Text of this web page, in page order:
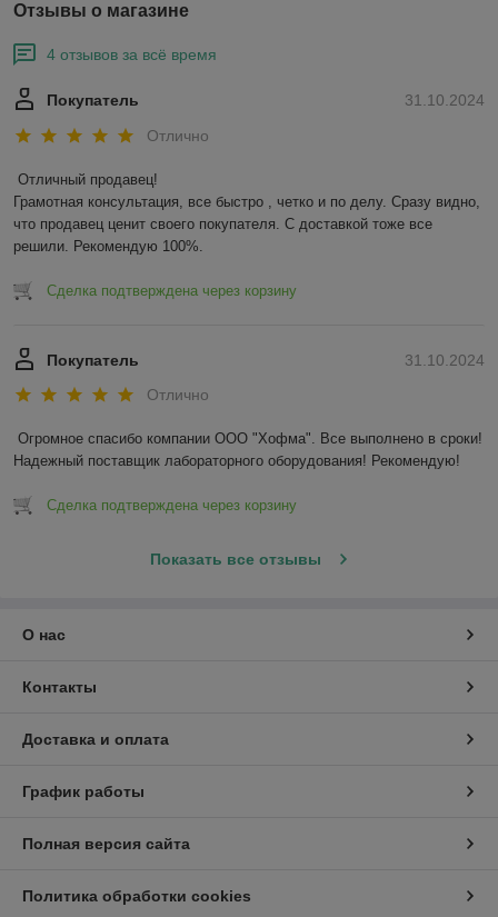
Отзывы о магазине
4 отзывов за всё время
31.10.2024
Покупатель
Отлично
Отличный продавец!
Грамотная консультация, все быстро , четко и по делу. Сразу видно,
что продавец ценит своего покупателя. С доставкой тоже все
решили. Рекомендую 100%.
Сделка подтверждена через корзину
31.10.2024
Покупатель
Отлично
Огромное спасибо компании ООО "Хофма". Все выполнено в сроки!
Надежный поставщик лабораторного оборудования! Рекомендую!
Сделка подтверждена через корзину
Показать все отзывы
О нас
Контакты
Доставка и оплата
График работы
Полная версия сайта
Политика обработки cookies